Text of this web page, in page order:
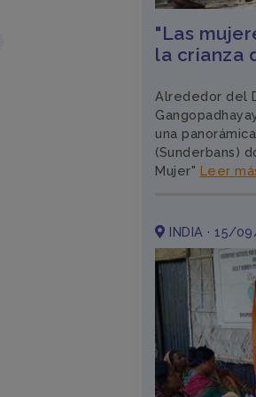
"Las
la crianza
Alrededor del
una
(Sunderbans)
Mujer" Leer
INDIA · 15/